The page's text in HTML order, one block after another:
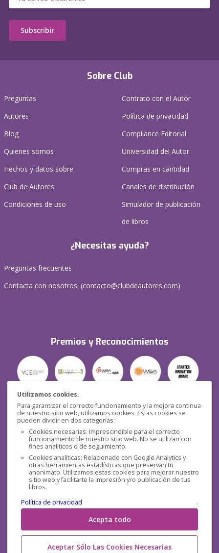
Utilizamos cookies.
Para garantizar el correcto funcionamiento y la mejora continua
de nuestro sitio web, utilizamos cookies. Estas cookies se
pueden dividir en dos categorías:
Cookies necesarias: Imprescindible para el correcto
funcionamiento de nuestro sitio web. No se utilizan con
fines analíticos o de seguimiento.
Cookies analíticas: Relacionado con Google Analytics y
otras herramientas estadísticas que preservan tu
anonimato. Utilizamos estas cookies para mejorar nuestro
sitio web y facilitarte la impresión y/o publicación de tus
libros.
Política de privacidad
.
Acepta todo
Aceptar Sólo Las Cookies Necesarias
Sobre Club
Preguntas
Autores
Blog
Quienes somos
Hechos y datos sobre
Club de Autores
Condiciones de uso
Contrato con el Autor
Política de privacidad
Compliance Editorial
Universidad del Autor
Compras en cantidad
Canales de distribución
Simulador de publicación
de libros
¿Necesitas ayuda?
Preguntas frecuentes
Contacta con nosotros: (contacto@clubdeautores.com)
Premios y Reconocimientos
Seguridad
Redes sociales
Subscribir